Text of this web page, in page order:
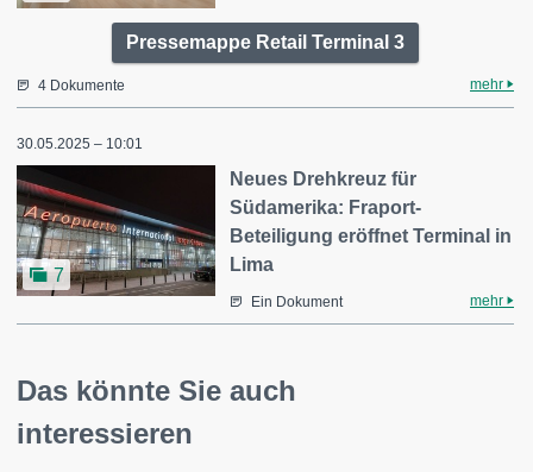
Pressemappe Retail Terminal 3
4 Dokumente mehr
30.05.2025 – 10:01
7
Neues Drehkreuz für
Südamerika: Fraport-
Beteiligung eröffnet Terminal in
Lima
Ein Dokument mehr
Das könnte Sie auch
interessieren